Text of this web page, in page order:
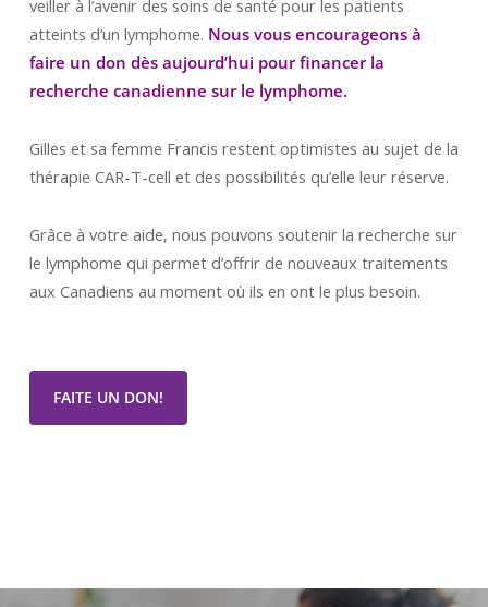
veiller à l’avenir des soins de santé pour les patients
atteints d’un lymphome. Nous vous encourageons à
faire un don dès aujourd’hui pour financer la
recherche canadienne sur le lymphome.
Gilles et sa femme Francis restent optimistes au sujet de la
thérapie CAR-T-cell et des possibilités qu’elle leur réserve.
Grâce à votre aide, nous pouvons soutenir la recherche sur
le lymphome qui permet d’offrir de nouveaux traitements
aux Canadiens au moment où ils en ont le plus besoin.
FAITE UN DON!